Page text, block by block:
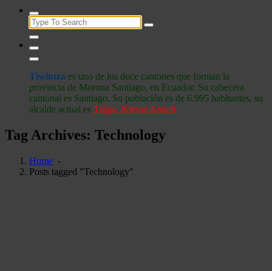
Search
for:
Tiwintza es uno de los doce cantones que forman la
provincia de Morona Santiago, en Ecuador. Su cabecera
cantonal es Santiago. Su población es de 6.995 habitantes, su
alcalde actual es Tnlgo. Klever Antich.
Tag Archives: Technology
Home -
Posts tagged "Technology"